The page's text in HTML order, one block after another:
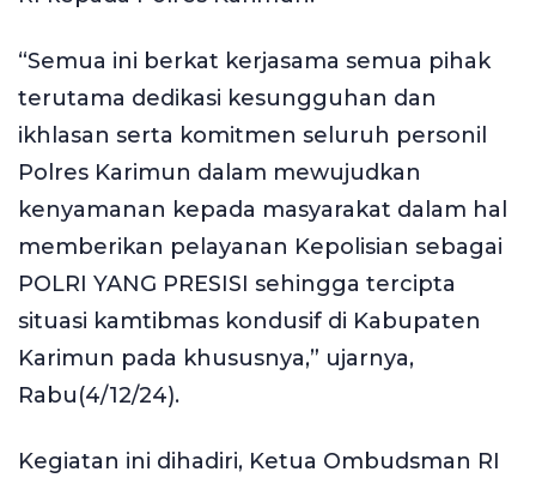
“Semua ini berkat kerjasama semua pihak
terutama dedikasi kesungguhan dan
ikhlasan serta komitmen seluruh personil
Polres Karimun dalam mewujudkan
kenyamanan kepada masyarakat dalam hal
memberikan pelayanan Kepolisian sebagai
POLRI YANG PRESISI sehingga tercipta
situasi kamtibmas kondusif di Kabupaten
Karimun pada khususnya,” ujarnya,
Rabu(4/12/24).
Kegiatan ini dihadiri, Ketua Ombudsman RI